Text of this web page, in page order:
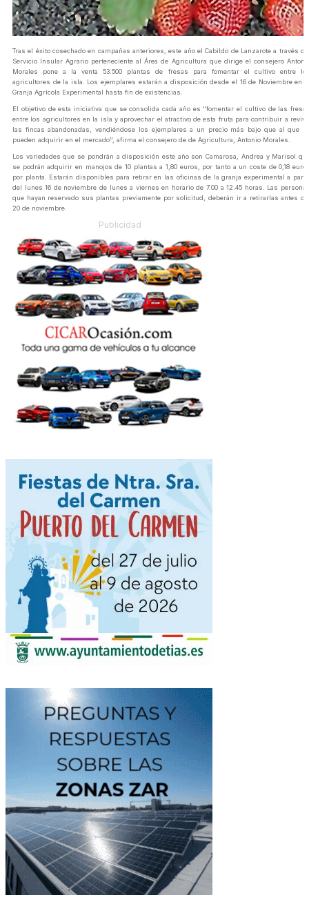
Tras el éxito cosechado en campañas anteriores, este año el Cabildo de Lanzarote a través
Servicio Insular Agrario perteneciente al Área de Agricultura que dirige el consejero
Morales pone a la venta 53.500 plantas de fresas para fomentar el cultivo entre
agricultores de la isla. Los ejemplares estarán a disposición desde el 16 de Noviembre en
Granja Agrícola Experimental hasta fin de existencias.
El objetivo de esta iniciativa que se consolida cada año es "fomentar el cultivo de las
entre los agricultores en la isla y aprovechar el atractivo de esta fruta para contribuir a
las fincas abandonadas, vendiéndose los ejemplares a un precio más bajo que al que
pueden adquirir en el mercado", afirma el consejero de de Agricultura, Antonio Morales.
Los variedades que se pondrán a disposición este año son Camarosa, Andrea y Marisol
se podrán adquirir en manojos de 10 plantas a 1,80 euros, por tanto a un coste de 0,18
por planta. Estarán disponibles para retirar en las oficinas de la granja experimental a
del lunes 16 de noviembre de lunes a viernes en horario de 7.00 a 12.45 horas. Las
que hayan reservado sus plantas previamente por solicitud, deberán ir a retirarlas antes
20 de noviembre.
Publicidad